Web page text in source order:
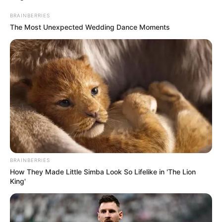
Das Wissen, das die Bauern schon seit Jahrtausenden
bei der Tier- und Pflanzenzucht anwenden, hatte
Charles Darwin 1858 der universitären Welt gelehrt. Die
mussten die Abstammungslehre ja endlich auch mal
weitere Kalauer
Quermania folgen: Impressum & Kontakt
BRAINBERRIES
The Most Unexpected Wedding Dance Moments
BRAINBERRIES
How They Made Little Simba Look So Lifelike in 'The Lion
King'